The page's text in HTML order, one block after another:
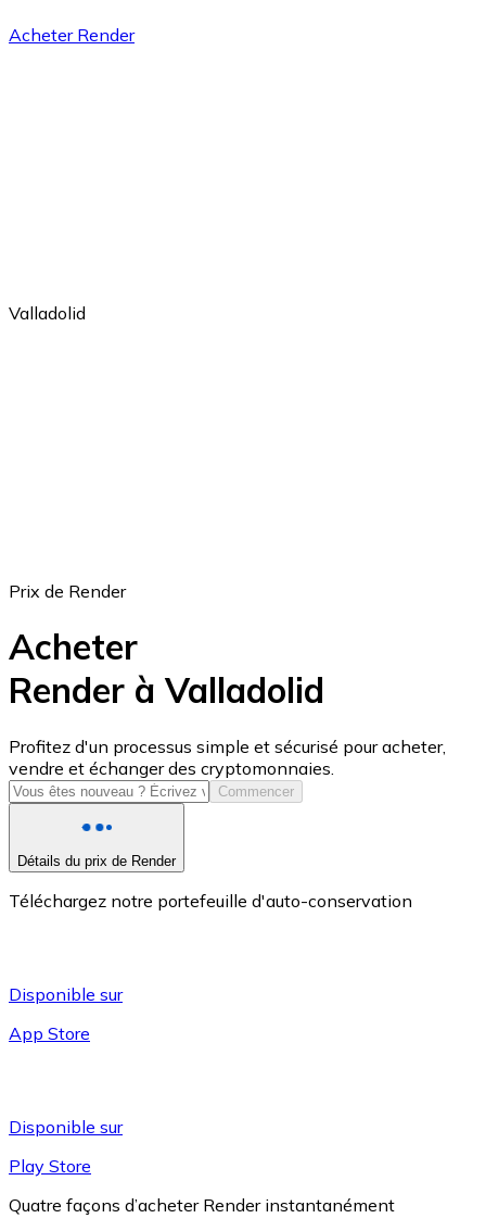
USD Coin
USDC
Acheter Render
Valladolid
Prix de Render
Acheter
Render à Valladolid
Profitez d'un processus simple et sécurisé pour acheter,
vendre et échanger des cryptomonnaies.
Commencer
Détails du prix de Render
Téléchargez notre portefeuille d'auto-conservation
Disponible sur
App Store
Disponible sur
Play Store
Quatre façons d’acheter Render instantanément